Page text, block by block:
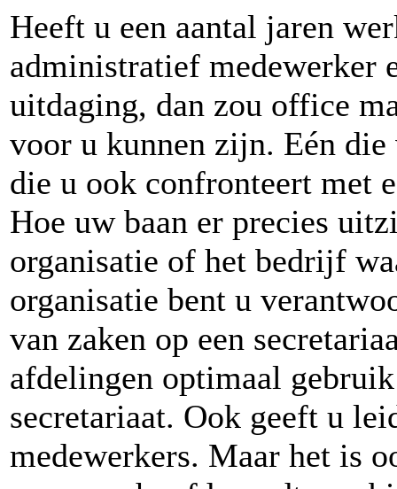
Heeft u een aantal jaren
administratief medewerker
uitdaging, dan zou office
voor u kunnen zijn. Eén
die u ook confronteert met
Hoe uw baan er precies
organisatie of het bedrijf
organisatie bent u
van zaken op een
afdelingen optimaal
secretariaat. Ook geeft u
medewerkers. Maar het is